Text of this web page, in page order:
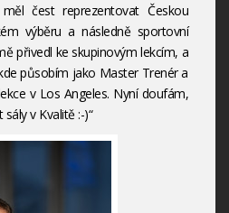
čest reprezentovat Českou
výběru a následně sportovní
přivedl ke skupinovým lekcím, a
působím jako Master Trenér a
v Los Angeles. Nyní doufám,
v Kvalitě :-)“